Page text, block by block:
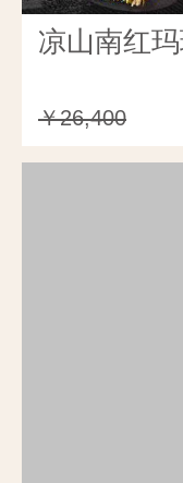
凉山南红
￥26,400